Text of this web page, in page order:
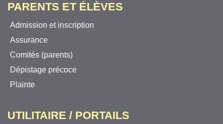
PARENTS ET ÉLÈVES
Admission et inscription
Assurance
Comités (parents)
Dépistage précoce
Plainte
UTILITAIRE / PORTAILS